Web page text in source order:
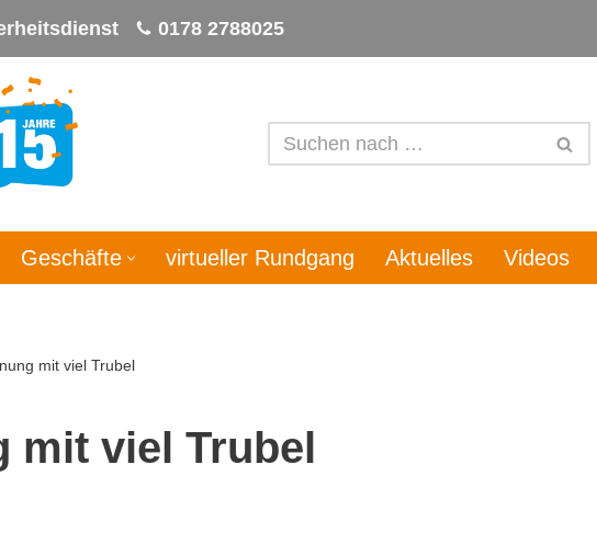
0178 2788025
Geschäfte virtueller Rundgang Aktuelles Videos
mit viel Trubel
mit viel Trubel